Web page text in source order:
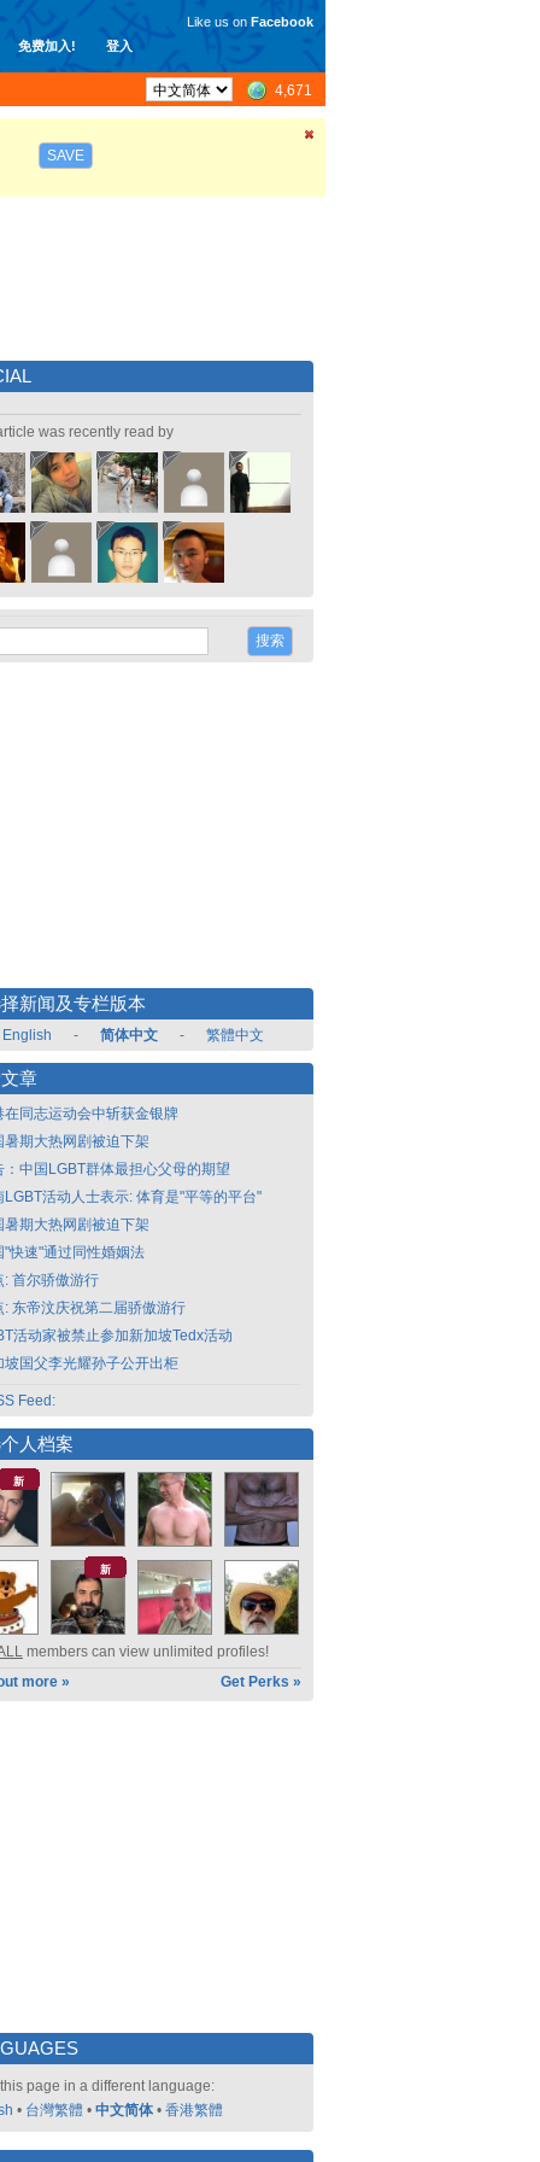
免费加入! 登入
Like us on Facebook
4,671
SAVE
was recently read by
新闻及专栏版本
English - 简体中文 - 繁體中文
章
在同志运动会中斩获金银牌
暑期大热网剧被迫下架
：中国LGBT群体最担心父母的期望
LGBT活动人士表示: 体育是"平等的平台"
暑期大热网剧被迫下架
"快速"通过同性婚姻法
: 首尔骄傲游行
: 东帝汶庆祝第二届骄傲游行
活动家被禁止参加新加坡Tedx活动
坡国父李光耀孙子公开出柜
Feed:
人档案
新
新
members can view unlimited profiles!
more »
Get Perks »
page in a different language:
• 台灣繁體 • 中文简体 • 香港繁體